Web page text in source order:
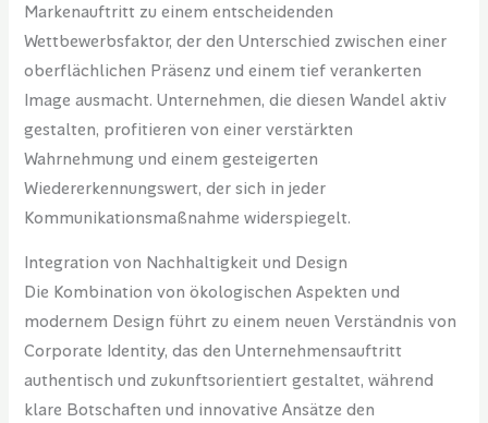
Markenauftritt zu einem entscheidenden
Wettbewerbsfaktor, der den Unterschied zwischen einer
oberflächlichen Präsenz und einem tief verankerten
Image ausmacht. Unternehmen, die diesen Wandel aktiv
gestalten, profitieren von einer verstärkten
Wahrnehmung und einem gesteigerten
Wiedererkennungswert, der sich in jeder
Kommunikationsmaßnahme widerspiegelt.
Integration von Nachhaltigkeit und Design
Die Kombination von ökologischen Aspekten und
modernem Design führt zu einem neuen Verständnis von
Corporate Identity, das den Unternehmensauftritt
authentisch und zukunftsorientiert gestaltet, während
klare Botschaften und innovative Ansätze den